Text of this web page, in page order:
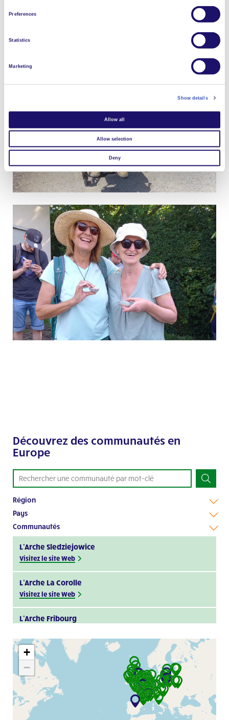
Preferences
Statistics
Marketing
Show details
Allow all
Allow selection
Deny
Découvrez des communautés en
Europe
Région
Pays
Communautés
L’Arche Sledziejowice
Visitez le site Web
L’Arche La Corolle
Visitez le site Web
L’Arche Fribourg
Arche Im Nauen
Visitez le site Web
L’Arche d’Aigrefoin
Visitez le site Web
+
−